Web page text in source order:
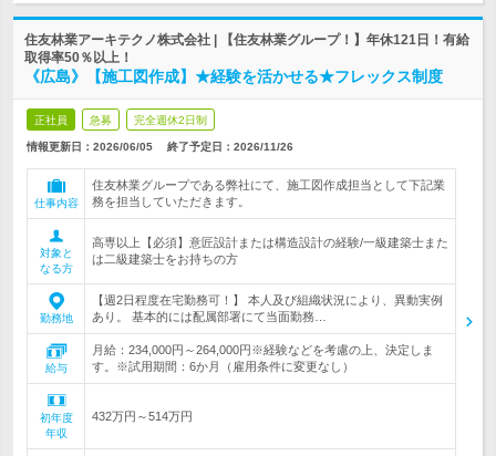
住友林業アーキテクノ株式会社 | 【住友林業グループ！】年休121日！有給
取得率50％以上！
《広島》【施工図作成】★経験を活かせる★フレックス制度
正社員 急募 完全週休2日制
情報更新日：2026/06/05 終了予定日： 2026/11/26
仕事内容
住友林業グループである弊社にて、施工図作成担当として下記業
務を担当していただきます。
対象と
なる方
高専以上【必須】意匠設計または構造設計の経験/一級建築士また
は二級建築士をお持ちの方
勤務地
【週2日程度在宅勤務可！】 本人及び組織状況により、異動実例
あり。 基本的には配属部署にて当面勤務…
給与
月給：234,000円～264,000円※経験などを考慮の上、決定しま
す。※試用期間：6か月（雇用条件に変更なし）
初年度
年収
432万円～514万円